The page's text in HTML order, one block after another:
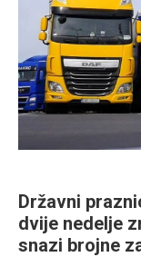
Državni
dvije nedelje
snazi brojne